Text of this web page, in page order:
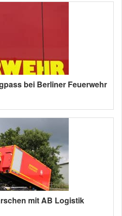
bei Berliner Feuerwehr
mit AB Logistik